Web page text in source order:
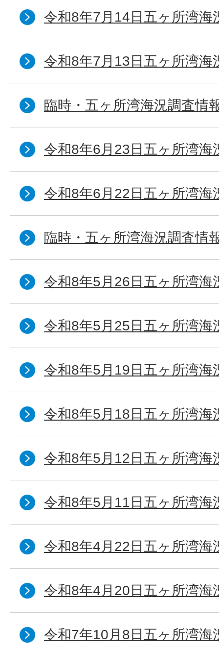
令和8年7月14日五ヶ所湾海
令和8年7月13日五ヶ所湾海
臨時・五ヶ所湾海況調査情
令和8年6月23日五ヶ所湾海
令和8年6月22日五ヶ所湾海
臨時・五ヶ所湾海況調査情
令和8年5月26日五ヶ所湾海
令和8年5月25日五ヶ所湾海
令和8年5月19日五ヶ所湾海
令和8年5月18日五ヶ所湾海
令和8年5月12日五ヶ所湾海
令和8年5月11日五ヶ所湾海
令和8年4月22日五ヶ所湾海
令和8年4月20日五ヶ所湾海
令和7年10月8日五ヶ所湾海